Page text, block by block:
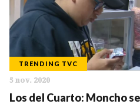
TRENDING TVC
5 nov. 2020
Los del Cuarto: Moncho